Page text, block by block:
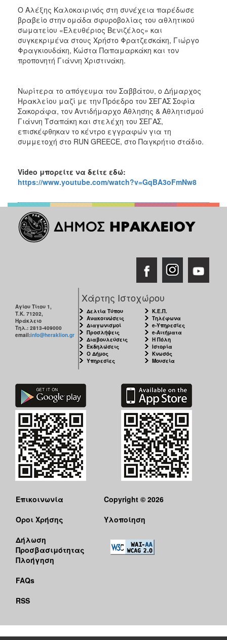
Ο Αλέξης Καλοκαιρινός στη συνέχεια παρέδωσε
βραβείο στην ομάδα σφυροβολίας του αθλητικού
σωματείου «Ελευθέριος Βενιζέλος» και
συγκεκριμένα στους Χρήστο Φρατζεσκάκη, Γιώργο
Φραγκιουδάκη, Κώστα Παπαμαρκάκη και τον
προπονητή Γιάννη Χριστινάκη.
Νωρίτερα το απόγευμα του Σαββάτου, ο Δήμαρχος
Ηρακλείου μαζί με την Πρόεδρο του ΣΕΓΑΣ Σοφία
Σακοράφα, τον Αντιδήμαρχο Άθλησης & Αθλητισμού
Γιάννη Τσαπάκη και στελέχη του ΣΕΓΑΣ,
επισκέφθηκαν το κέντρο εγγραφών για τη
συμμετοχή στο RUN GREECE, στο Παγκρήτιο στάδιο.
Video μπορείτε να δείτε εδώ:
https://www.youtube.com/watch?v=GqBA3oFmNw8
Αγίου Τίτου 1,
Τ.Κ. 71202,
Ηράκλειο
Τηλ.: 2813-409000
email:info@heraklion.gr
Χάρτης Ιστοχώρου
Δελτία Τύπου
Ανακοινώσεις
Διαγωνισμοί
Προσλήψεις
Διαβουλεύσεις
Εκδηλώσεις
Ο Δήμος
Υπηρεσίες
Κ.Ε.Π.
Τηλέφωνα
e-Υπηρεσίες
e-Αιτήματα
Η Πόλη
Ιστορία
Κνωσός
Μουσεία
Επικοινωνία
Όροι Χρήσης
Δήλωση
Προσβασιμότητας
Πλοήγηση
FAQs
RSS
Copyright © 2026
Υλοποίηση